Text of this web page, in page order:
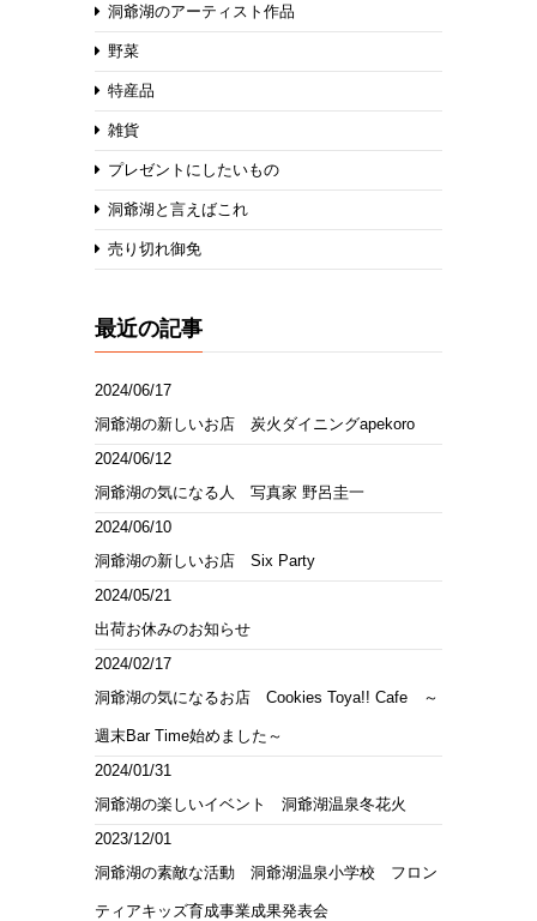
洞爺湖のアーティスト作品
野菜
特産品
雑貨
プレゼントにしたいもの
洞爺湖と言えばこれ
売り切れ御免
最近の記事
2024/06/17
洞爺湖の新しいお店 炭火ダイニングapekoro
2024/06/12
洞爺湖の気になる人 写真家 野呂圭一
2024/06/10
洞爺湖の新しいお店 Six Party
2024/05/21
出荷お休みのお知らせ
2024/02/17
洞爺湖の気になるお店 Cookies Toya!! Cafe ～
週末Bar Time始めました～
2024/01/31
洞爺湖の楽しいイベント 洞爺湖温泉冬花火
2023/12/01
洞爺湖の素敵な活動 洞爺湖温泉小学校 フロン
ティアキッズ育成事業成果発表会